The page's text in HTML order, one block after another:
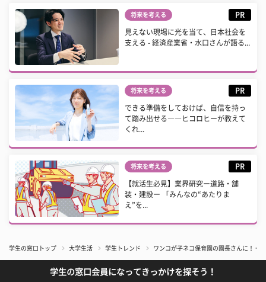
将来を考える PR
見えない現場に光を当て、日本社会を
支える - 経済産業省・水口さんが語る...
将来を考える PR
できる準備をしておけば、自信を持っ
て踏み出せる――ヒコロヒーが教えて
くれ...
将来を考える PR
【就活生必見】業界研究ー道路・舗
装・建設ー 「みんなの“あたりま
え”を...
学生の窓口トップ 大学生活 学生トレンド ワンコが子ネコ保育園の園長さんに！ 一
学生の窓口会員になってきっかけを探そう！